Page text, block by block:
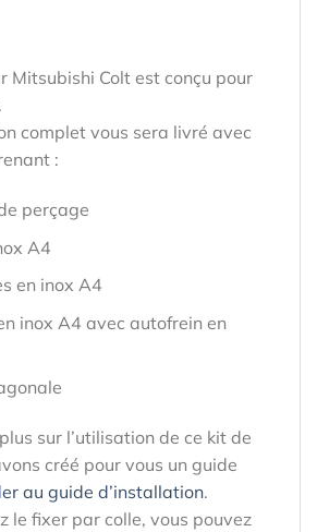
Mitsubishi Colt est conçu pour
complet vous sera livré avec
:
perçage
A4
en inox A4
inox A4 avec autofrein en
sur l’utilisation de ce kit de
créé pour vous un guide
au guide d’installation.
le fixer par colle, vous pouvez